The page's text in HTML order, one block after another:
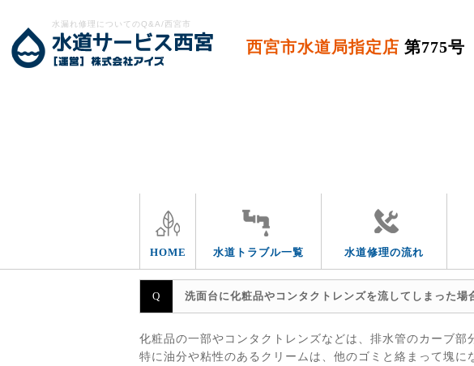
水漏れ修理についてのQ&A/西宮市
西宮市水道局指定店 第775号
HOME 水道トラブル一覧 水道修理の流れ
洗面台に化粧品やコンタクトレンズを流してしまった場
化粧品の一部やコンタクトレンズなどは、排水管のカーブ
特に油分や粘性のあるクリームは、他のゴミと絡まって塊